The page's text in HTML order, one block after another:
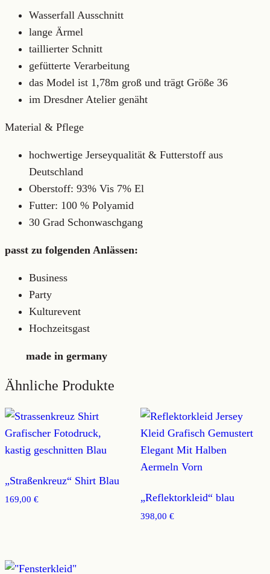
Wasserfall Ausschnitt
lange Ärmel
taillierter Schnitt
gefütterte Verarbeitung
das Model ist 1,78m groß und trägt Größe 36
im Dresdner Atelier genäht
Material & Pflege
hochwertige Jerseyqualität & Futterstoff aus
Deutschland
Oberstoff: 93% Vis 7% El
Futter: 100 % Polyamid
30 Grad Schonwaschgang
passt zu folgenden Anlässen:
Business
Party
Kulturevent
Hochzeitsgast
made in germany
Ähnliche Produkte
„Straßenkreuz“ Shirt Blau
169,00 € „Reflektorkleid“ blau
398,00 €